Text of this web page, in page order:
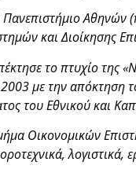
και Διοίκησης
το πτυχίο της
με την απόκτηση
του Εθνικού και
Οικονομικών
λογιστικά,